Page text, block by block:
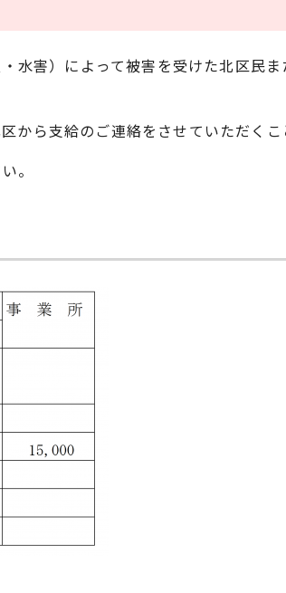
害）によって被害を受けた北区民
ら支給のご連絡をさせていただくこ
。